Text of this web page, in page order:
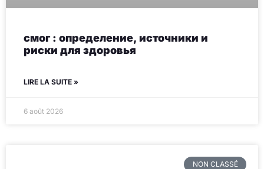
смог : определение, источники и
риски для здоровья
LIRE LA SUITE »
6 août 2026
NON CLASSÉ